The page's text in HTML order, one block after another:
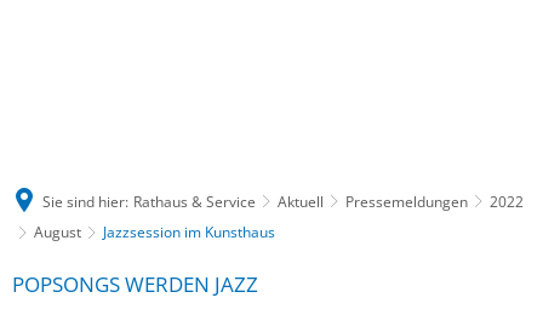
Sie sind hier: Rathaus & Service Aktuell Pressemeldungen
2022
August
Jazzsession im Kunsthaus
POPSONGS WERDEN JAZZ